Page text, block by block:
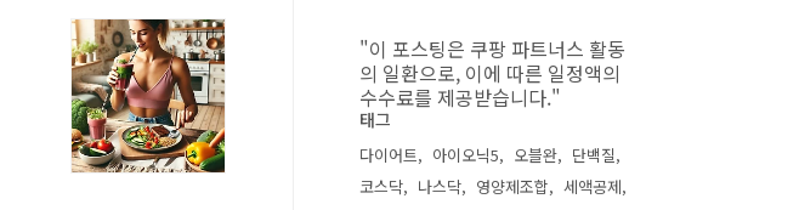
"이 포스팅은 쿠팡 파트너스 활동
의 일환으로, 이에 따른 일정액의
수수료를 제공받습니다."
태그
다이어트 아이오닉5 오블완
단백질
코스닥
나스닥 영양제조합
세액공제